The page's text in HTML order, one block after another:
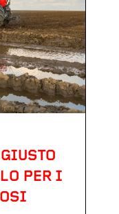
PER I